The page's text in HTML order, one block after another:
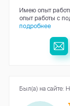
Имею опыт
опыт работы с
подробнее
Был(а) на сайте: